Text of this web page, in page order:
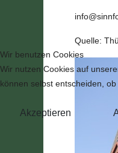
Quelle:
Wir benutzen Cookies
Wir nutzen Cookies auf
können selbst entscheiden,
Akzeptieren